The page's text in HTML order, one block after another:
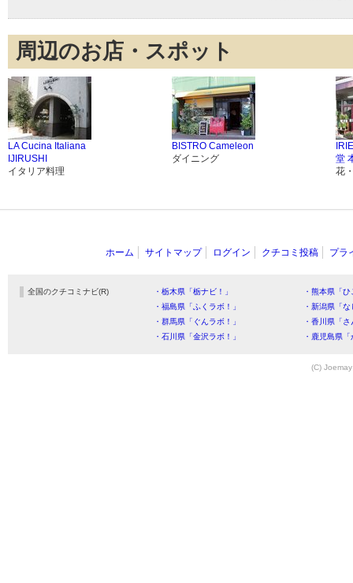
周辺のお店・スポット
LA Cucina Italiana
IJIRUSHI
イタリア料理
BISTRO Cameleon
ダイニング
堂
花
ホーム サイトマップ ログイン クチコミ投稿 プラ
全国のクチコミナビ(R) ・栃木県「栃ナビ！」
・熊本県「
・福島県「ふくラボ！」
・新潟県「
・群馬県「ぐんラボ！」
・香川県「
・石川県「金沢ラボ！」
・鹿児島県
(C)